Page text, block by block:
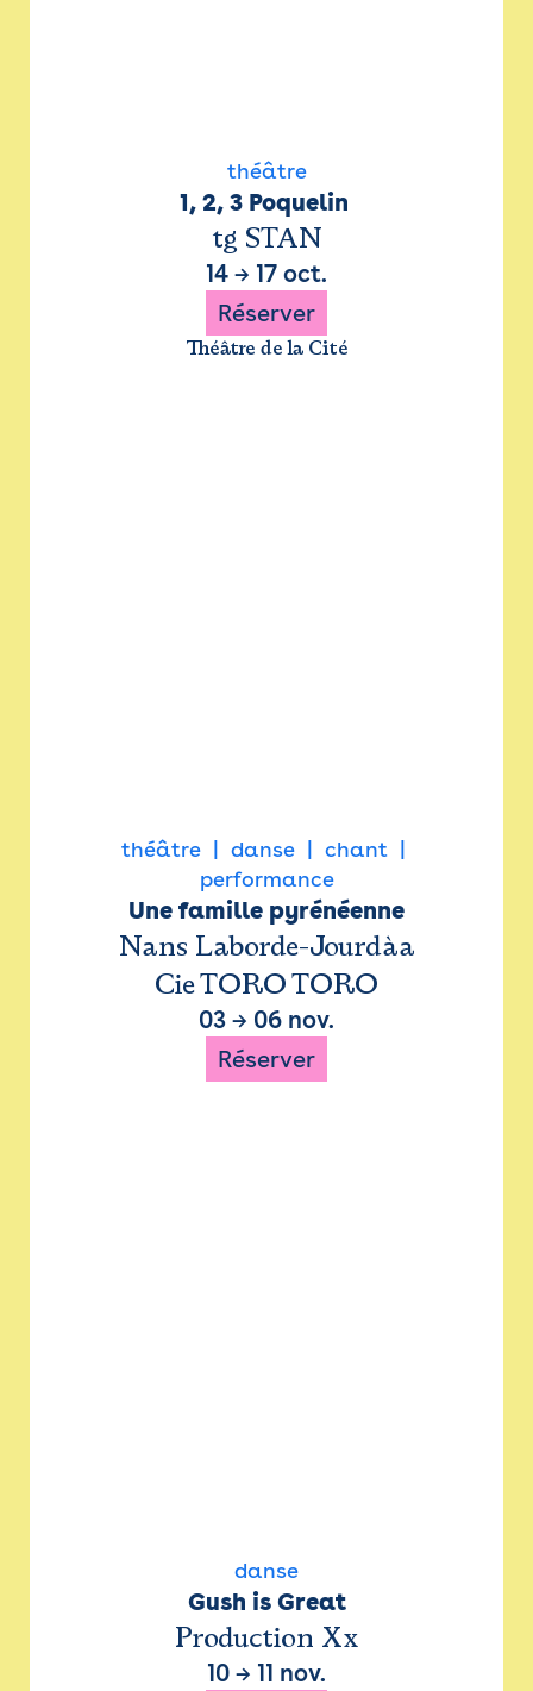
théâtre
1, 2, 3 Poquelin
tg STAN
14 → 17 oct.
Réserver
Théâtre de la Cité
théâtre danse
chant
performance
Une famille pyrénéenne
Nans Laborde-Jourdàa
Cie TORO TORO
03 → 06 nov.
Réserver
danse
Gush is Great
Production Xx
10 → 11 nov.